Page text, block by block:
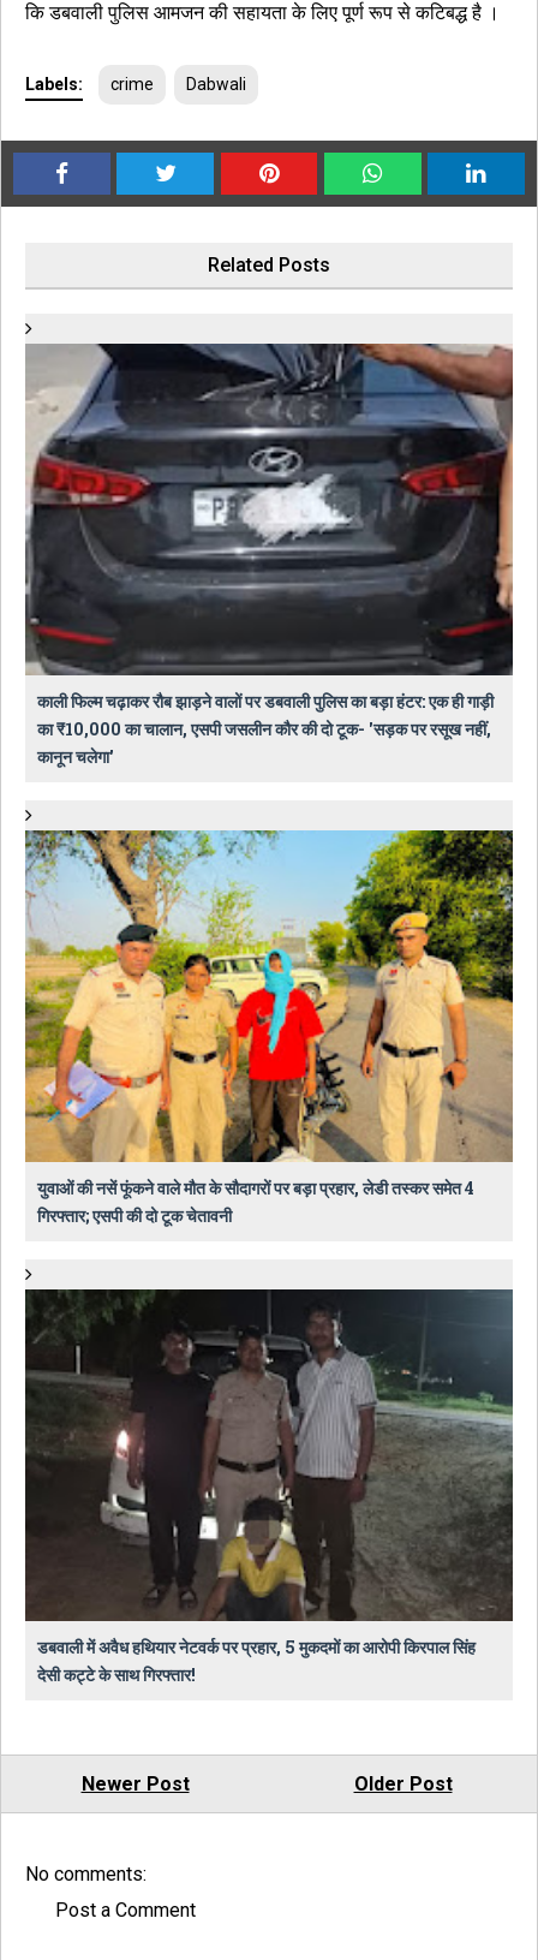
कि डबवाली पुलिस आमजन की सहायता के लिए पूर्ण रूप से कटिबद्ध है ।
Labels: crime Dabwali
Related Posts
काली फिल्म चढ़ाकर रौब झाड़ने वालों पर डबवाली पुलिस का बड़ा हंटर: एक ही गाड़ी
का ₹10,000 का चालान, एसपी जसलीन कौर की दो टूक- 'सड़क पर रसूख नहीं,
कानून चलेगा'
युवाओं की नसें फूंकने वाले मौत के सौदागरों पर बड़ा प्रहार, लेडी तस्कर समेत 4
गिरफ्तार; एसपी की दो टूक चेतावनी
डबवाली में अवैध हथियार नेटवर्क पर प्रहार, 5 मुकदमों का आरोपी किरपाल सिंह
देसी कट्टे के साथ गिरफ्तार!
Newer Post Older Post
No comments:
Post a Comment